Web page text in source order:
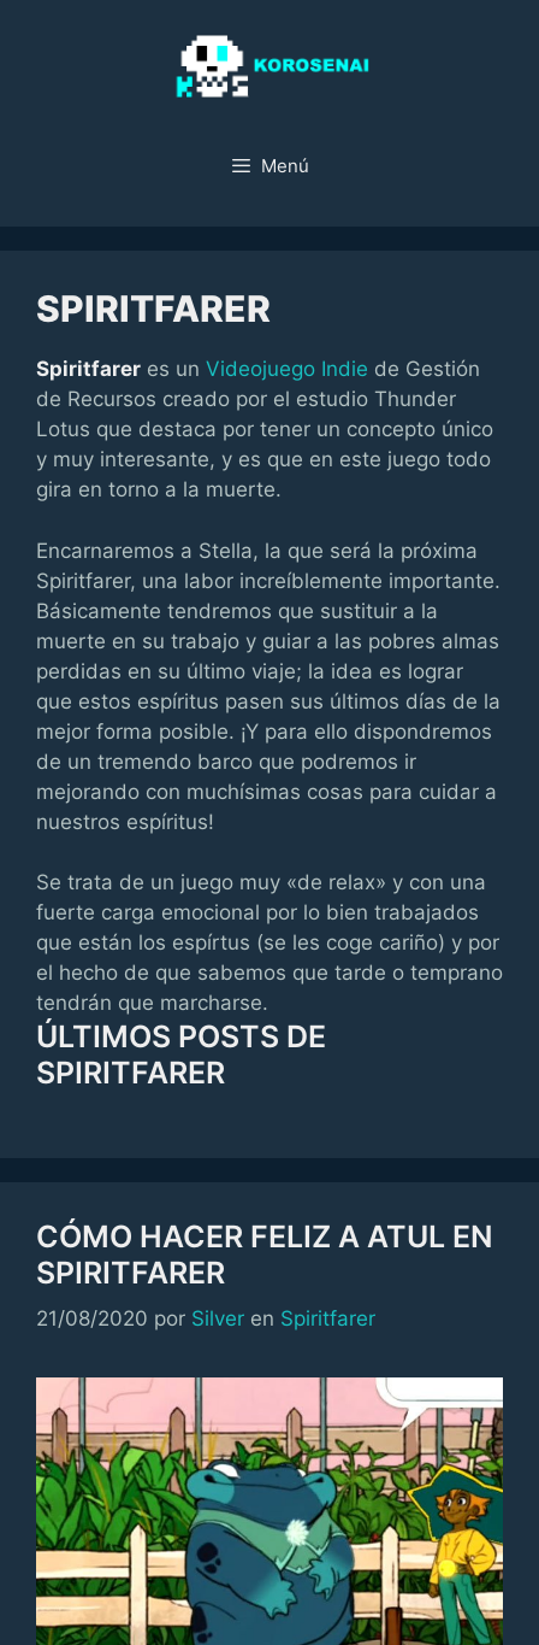
Menú
SPIRITFARER
Spiritfarer es un Videojuego Indie de Gestión
de Recursos creado por el estudio Thunder
Lotus que destaca por tener un concepto único
y muy interesante, y es que en este juego todo
gira en torno a la muerte.
Encarnaremos a Stella, la que será la próxima
Spiritfarer, una labor increíblemente importante.
Básicamente tendremos que sustituir a la
muerte en su trabajo y guiar a las pobres almas
perdidas en su último viaje; la idea es lograr
que estos espíritus pasen sus últimos días de la
mejor forma posible. ¡Y para ello dispondremos
de un tremendo barco que podremos ir
mejorando con muchísimas cosas para cuidar a
nuestros espíritus!
Se trata de un juego muy «de relax» y con una
fuerte carga emocional por lo bien trabajados
que están los espírtus (se les coge cariño) y por
el hecho de que sabemos que tarde o temprano
tendrán que marcharse.
ÚLTIMOS POSTS DE
SPIRITFARER
CÓMO HACER FELIZ A ATUL EN
SPIRITFARER
21/08/2020 por Silver en Categorías
Spiritfarer